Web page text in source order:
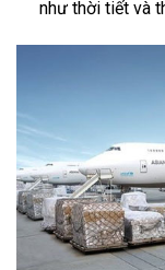
như thời tiết và